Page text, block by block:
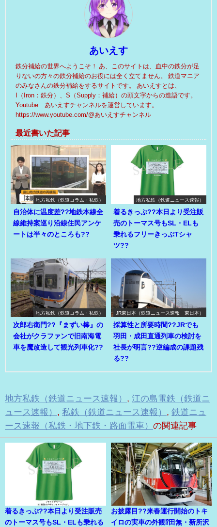
あいえす
鉄分補給の世界へようこそ！ あ、このサイトは、血中の鉄分が足
りないの方々の鉄分補給のお役には全く立てません。 鉄道マニア
のみなさんの鉄分補給をするサイトです。 あいえすとは、
I（Iron：鉄分）、S（Supply：補給）の頭文字からの造語です。
Youtube あいえすチャンネルを運営しています。
https://www.youtube.com/@あいえすチャンネル
最近書いた記事
地方私鉄（鉄道コラム・私鉄）
自治体に温度差??地鉄本線全
線維持案巡り沿線住民アンケ
ートは半々のところも??
地方私鉄（鉄道ニュース速報）
着るきっぷ??本日より受注販
売のトーマス号もSL・ELも
乗れるフリーきっぷTシャ
ツ??
地方私鉄（鉄道コラム・私鉄）
次郎右衛門??『まずい棒』の
会社がクラファンで旧南海電
車を魔改造して観光列車化??
JR東日本（鉄道ニュース速報 東日本）
採算性と所要時間??JRでも
羽田・成田直通列車の検討を
社長が明言??逆編成の課題残
る??
地方私鉄（鉄道ニュース速報） , 江の島電鉄（鉄道ニ
ュース速報） , 私鉄（鉄道ニュース速報） , 鉄道ニュ
ース速報（私鉄・地下鉄・路面電車） の関連記事
着るきっぷ??本日より受注販売
のトーマス号もSL・ELも乗れる
お披露目??来春運行開始のトキ
イロの実車の外観⁉田無・新所沢